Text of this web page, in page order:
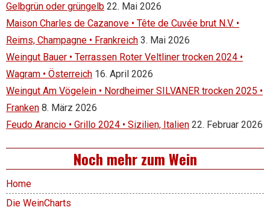
Gelbgrün oder grüngelb 22. Mai 2026
Maison Charles de Cazanove • Tête de Cuvée brut N.V. •
Reims, Champagne • Frankreich 3. Mai 2026
Weingut Bauer • Terrassen Roter Veltliner trocken 2024 •
Wagram • Österreich 16. April 2026
Weingut Am Vögelein • Nordheimer SILVANER trocken 2025 •
Franken 8. März 2026
Feudo Arancio • Grillo 2024 • Sizilien, Italien 22. Februar 2026
Noch mehr zum Wein
Home
Die WeinCharts